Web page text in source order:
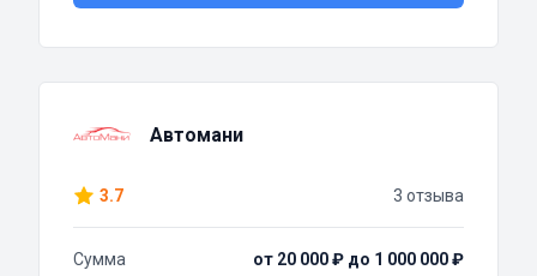
Автомани
3.7 3 отзыва
Сумма
от 20 000 ₽ до 1 000 000 ₽